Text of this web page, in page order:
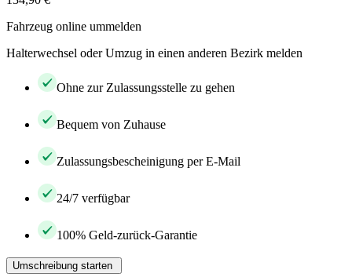
Fahrzeug online ummelden
Halterwechsel oder Umzug in einen anderen Bezirk melden
Ohne zur Zulassungsstelle zu gehen
Bequem von Zuhause
Zulassungsbescheinigung per E-Mail
24/7 verfügbar
100% Geld-zurück-Garantie
Umschreibung starten